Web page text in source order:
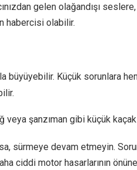
gelen olağandışı
habercisi olabilir.
büyüyebilir. Küçük sorunlara
veya şanzıman gibi küçük
sürmeye devam etmeyin.
ciddi motor hasarlarının